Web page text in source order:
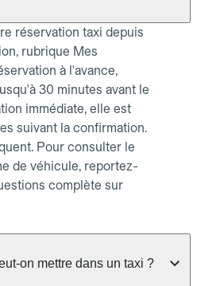
réservation taxi depuis
rubrique Mes
à l'avance,
30 minutes avant le
immédiate, elle est
suivant la confirmation.
Pour consulter le
de véhicule, reportez-
complète sur
on mettre dans un taxi ?